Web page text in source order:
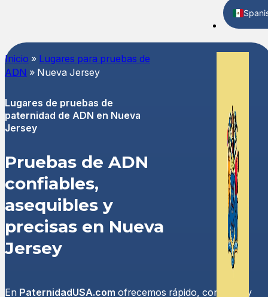
Inicio » Lugares para pruebas de
ADN » Nueva Jersey
Lugares de pruebas de
paternidad de ADN en Nueva
Jersey
Pruebas de ADN
confiables,
asequibles y
precisas en Nueva
Jersey
En PaternidadUSA.com ofrecemos rápido, confiable y